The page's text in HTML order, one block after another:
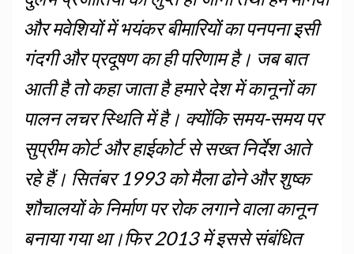
और मवेशियों में भयंकर बीमारियों का पनपना इसी
गंदगी और प्रदूषण का ही परिणाम है। जब बात
आती है तो कहा जाता है हमारे देश में कानूनों का
पालन लचर स्थिति में है। क्योंकि समय-समय पर
सुप्रीम कोर्ट और हाईकोर्ट से सख्त निर्देश आते
रहे हैं। सितंबर 1993 को मैला ढोने और शुष्क
शौचालयों के निर्माण पर रोक लगाने वाला कानून
बनाया गया था।फिर 2013 में इससे संबंधित